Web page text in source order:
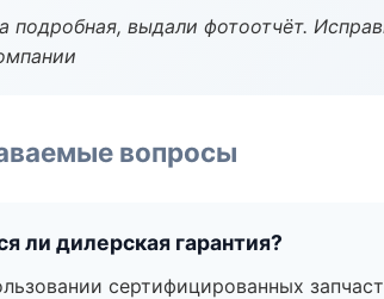
подробная, выдали фотоотчёт.
вопросы
ли дилерская гарантия?
сертифицированных